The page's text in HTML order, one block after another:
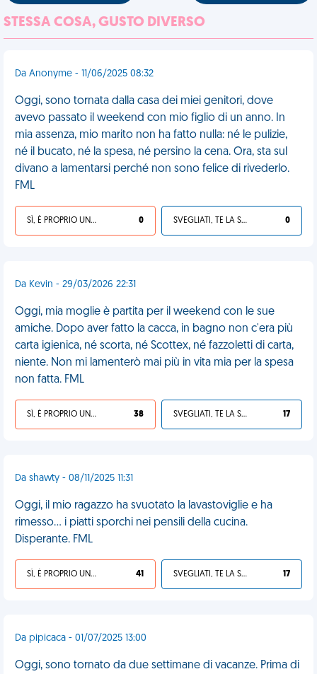
STESSA COSA, GUSTO DIVERSO
Da Anonyme - 11/06/2025 08:32
Oggi, sono tornata dalla casa dei miei genitori, dove
avevo passato il weekend con mio figlio di un anno. In
mia assenza, mio marito non ha fatto nulla: né le pulizie,
né il bucato, né la spesa, né persino la cena. Ora, sta sul
divano a lamentarsi perché non sono felice di rivederlo.
FML
SÌ, È PROPRIO UNA VDM! 0 SVEGLIATI, TE LA SEI CERCATA! 0
Da Kevin - 29/03/2026 22:31
Oggi, mia moglie è partita per il weekend con le sue
amiche. Dopo aver fatto la cacca, in bagno non c'era più
carta igienica, né scorta, né Scottex, né fazzoletti di carta,
niente. Non mi lamenterò mai più in vita mia per la spesa
non fatta. FML
SÌ, È PROPRIO UNA VDM! 38 SVEGLIATI, TE LA SEI CERCATA! 17
Da shawty - 08/11/2025 11:31
Oggi, il mio ragazzo ha svuotato la lavastoviglie e ha
rimesso... i piatti sporchi nei pensili della cucina.
Disperante. FML
SÌ, È PROPRIO UNA VDM! 41 SVEGLIATI, TE LA SEI CERCATA! 17
Da pipicaca - 01/07/2025 13:00
Oggi, sono tornato da due settimane di vacanze. Prima di